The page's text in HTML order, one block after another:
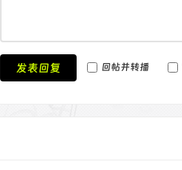
发表回复 回帖并转播